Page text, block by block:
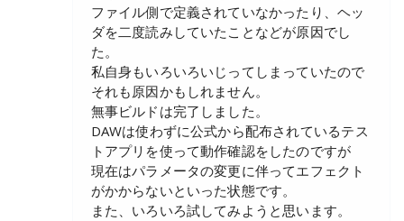
ファイル側で定義されていなかったり、ヘッ
ダを二度読みしていたことなどが原因でし
た。
私自身もいろいろいじってしまっていたので
それも原因かもしれません。
無事ビルドは完了しました。
DAWは使わずに公式から配布されているテス
トアプリを使って動作確認をしたのですが
現在はパラメータの変更に伴ってエフェクト
がかからないといった状態です。
また、いろいろ試してみようと思います。